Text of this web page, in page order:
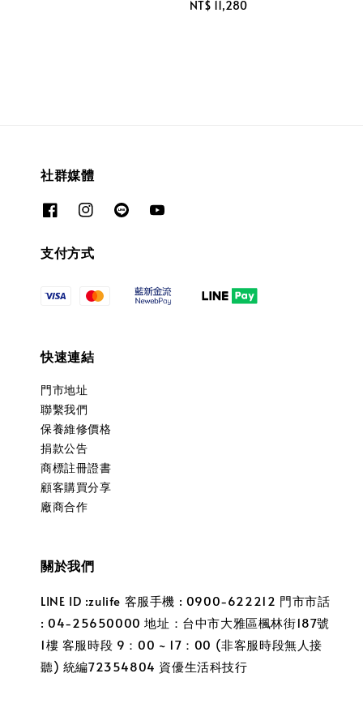
Regular
NT$ 11,280
社群媒體
支付方式
快速連結
門市地址
聯繫我們
保養維修價格
捐款公告
商標註冊證書
顧客購買分享
廠商合作
關於我們
LINE ID :zulife 客服手機 : 0900-622212 門市市話
: 04-25650000 地址：台中市大雅區楓林街187號
1樓 客服時段 9：00 ~ 17：00 (非客服時段無人接
聽) 統編72354804 資優生活科技行